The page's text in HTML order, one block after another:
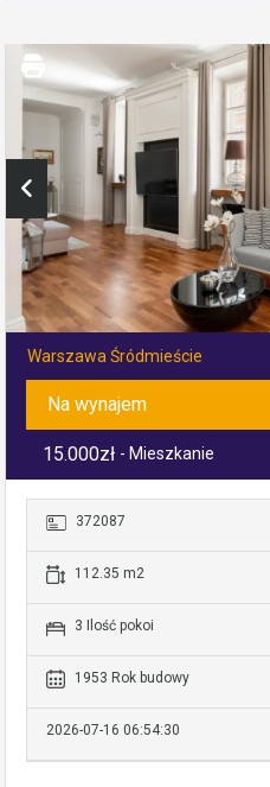
Warszawa Śródmieście
Na wynajem
15.000zł - Mieszkanie
372087
112.35 m2
3 Ilość pokoi
1953 Rok budowy
2026-07-16 06:54:30